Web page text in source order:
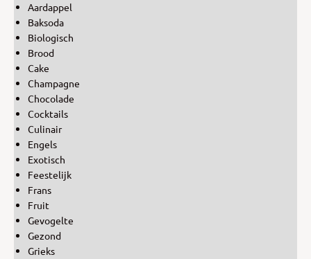
Aardappel
Baksoda
Biologisch
Brood
Cake
Champagne
Chocolade
Cocktails
Culinair
Engels
Exotisch
Feestelijk
Frans
Fruit
Gevogelte
Gezond
Grieks